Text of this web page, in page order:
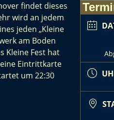
findet dieses
wird an jedem
jeden „Kleine
am Boden
Kleine Fest hat
Eintrittkarte
um 22:30